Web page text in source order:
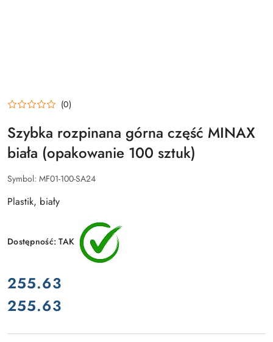
(0)
Szybka rozpinana górna część MINAX
biała (opakowanie 100 sztuk)
Symbol: MF01-100-SA24
Plastik, biały
Dostępność:TAK
cena:
255.63
Cena:
255.63